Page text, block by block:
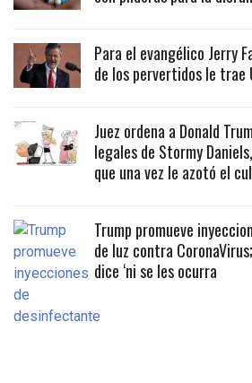
Para el evangélico Jerry
de los pervertidos le trae
Juez ordena a Donald
legales de Stormy
que una vez le azotó el
Trump promueve
de luz contra
dice ‘ni se les ocurra